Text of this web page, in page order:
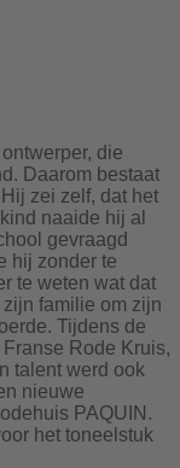
die
Daarom bestaat
zei zelf, dat het
naaide hij al
gevraagd
hij zonder te
te weten wat dat
familie om zijn
Tijdens de
Rode Kruis,
talent werd ook
nieuwe
PAQUIN.
het toneelstuk